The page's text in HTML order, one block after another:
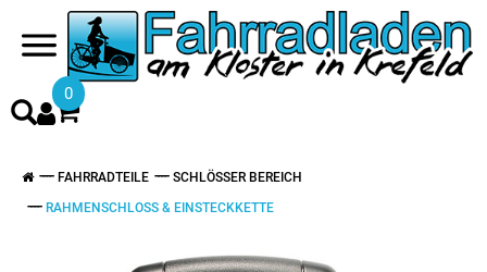
0
FAHRRADTEILE
SCHLÖSSER BEREICH
RAHMENSCHLOSS & EINSTECKKETTE